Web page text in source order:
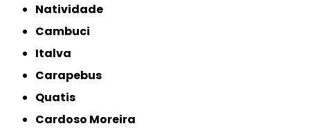
Natividade
Cambuci
Italva
Carapebus
Quatis
Cardoso Moreira